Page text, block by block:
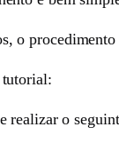
o
tutorial:
realizar o